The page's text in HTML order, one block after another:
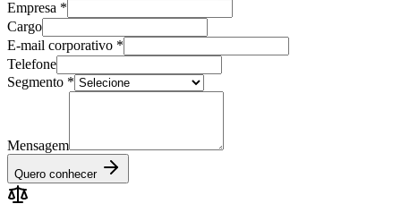
Empresa *
Cargo
E-mail corporativo *
Telefone
Segmento *
Mensagem
Quero conhecer